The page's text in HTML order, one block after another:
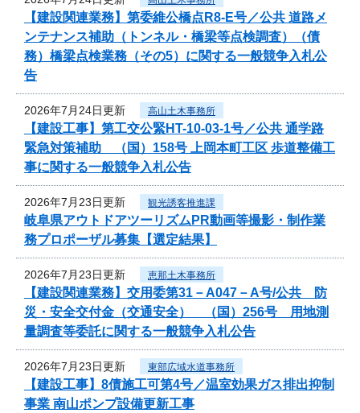
【建設関連業務】第委維公橋点R8-E号／公共 道路メ
ンテナンス補助（トンネル・橋梁等点検調査）（債
務）橋梁点検業務（その5）に関する一般競争入札公
告
2026年7月24日更新 高山土木事務所
【建設工事】第工交公緊HT-10-03-1号／公共 通学路
緊急対策補助 （国）158号 上岡本町工区 歩道整備工
事に関する一般競争入札公告
2026年7月23日更新 観光誘客推進課
岐阜県アウトドアツーリズムPR動画等撮影・制作業
務プロポーザル募集【選定結果】
2026年7月23日更新 恵那土木事務所
【建設関連業務】交用委第31－A047－A号/公共 防
災・安全交付金（交通安全） （国）256号 用地測
量調査等委託に関する一般競争入札公告
2026年7月23日更新 東部広域水道事務所
【建設工事】8債施工可第4号／温室効果ガス排出抑制
事業 南山ポンプ設備更新工事